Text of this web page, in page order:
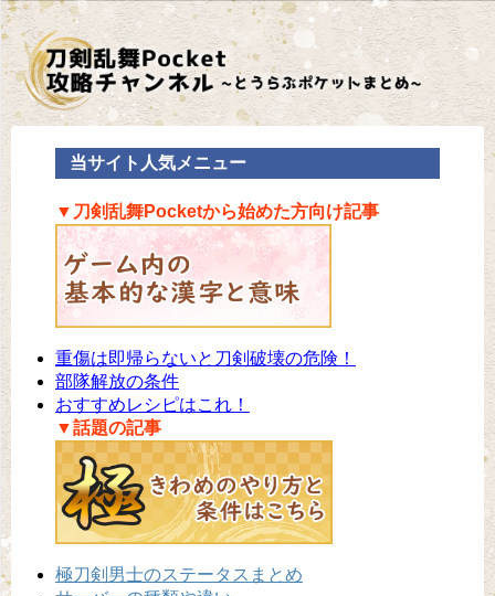
当サイト人気メニュー
▼刀剣乱舞Pocketから始めた方向け記事
重傷は即帰らないと刀剣破壊の危険！
部隊解放の条件
おすすめレシピはこれ！
▼話題の記事
極刀剣男士のステータスまとめ